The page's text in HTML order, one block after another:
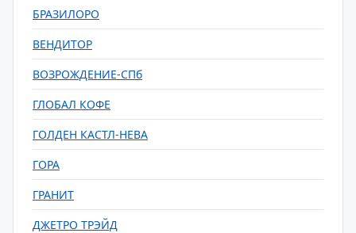
БРАЗИЛОРО
ВЕНДИТОР
ВОЗРОЖДЕНИЕ-СПб
ГЛОБАЛ КОФЕ
ГОЛДЕН КАСТЛ-НЕВА
ГОРА
ГРАНИТ
ДЖЕТРО ТРЭЙД